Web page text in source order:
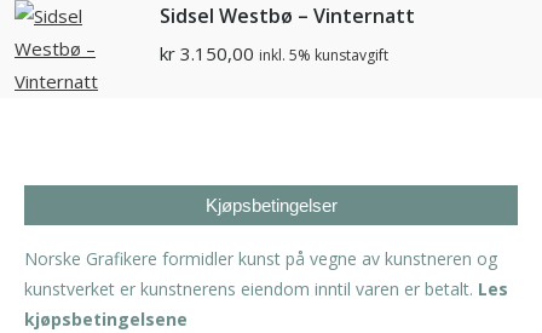
Sidsel Westbø – Vinternatt
kr 3.150,00 inkl. 5% kunstavgift
Kjøpsbetingelser
Norske Grafikere formidler kunst på vegne av kunstneren og
kunstverket er kunstnerens eiendom inntil varen er betalt. Les
kjøpsbetingelsene